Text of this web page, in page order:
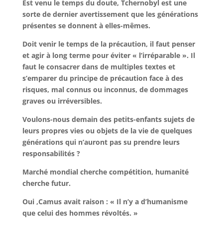
Est venu le temps du doute, Tchernobyl est une
sorte de dernier avertissement que les générations
présentes se donnent à elles-mêmes.
Doit venir le temps de la précaution, il faut penser
et agir à long terme pour éviter « l’irréparable ». Il
faut le consacrer dans de multiples textes et
s’emparer du principe de précaution face à des
risques, mal connus ou inconnus, de dommages
graves ou irréversibles.
Voulons-nous demain des petits-enfants sujets de
leurs propres vies ou objets de la vie de quelques
générations qui n’auront pas su prendre leurs
responsabilités ?
Marché mondial cherche compétition, humanité
cherche futur.
Oui ,Camus avait raison : « Il n’y a d’humanisme
que celui des hommes révoltés. »